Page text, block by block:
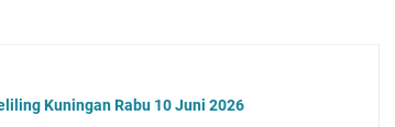
Kuningan Rabu 10 Juni 2026